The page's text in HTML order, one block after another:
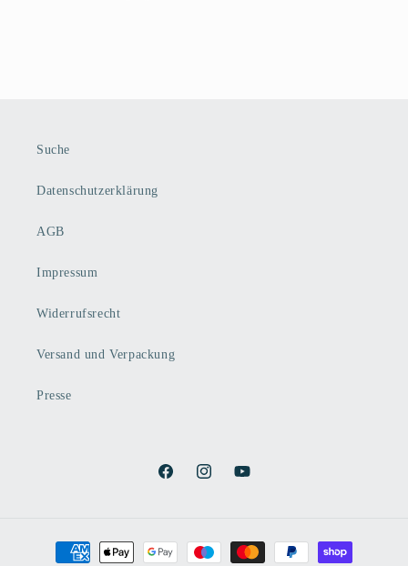
Suche
Datenschutzerklärung
AGB
Impressum
Widerrufsrecht
Versand und Verpackung
Presse
FacebookInstagramYouTube
Zahlungsmethoden